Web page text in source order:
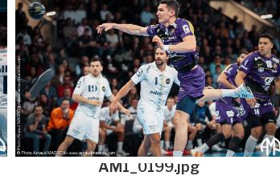
AM1_0199.jpg